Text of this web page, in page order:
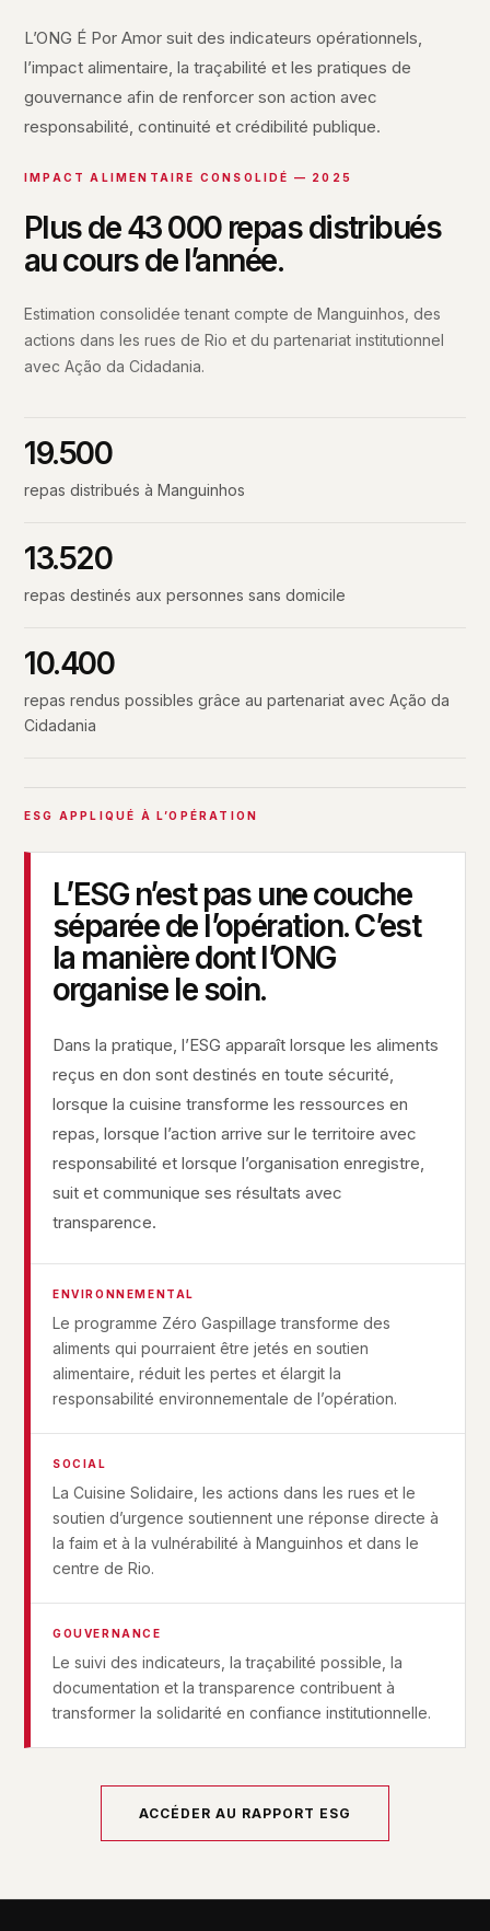
L’ONG É Por Amor suit des indicateurs opérationnels,
l’impact alimentaire, la traçabilité et les pratiques de
gouvernance afin de renforcer son action avec
responsabilité, continuité et crédibilité publique.
IMPACT ALIMENTAIRE CONSOLIDÉ — 2025
Plus de 43 000 repas distribués
au cours de l’année.
Estimation consolidée tenant compte de Manguinhos, des
actions dans les rues de Rio et du partenariat institutionnel
avec Ação da Cidadania.
19.500
repas distribués à Manguinhos
13.520
repas destinés aux personnes sans domicile
10.400
repas rendus possibles grâce au partenariat avec Ação da
Cidadania
ESG APPLIQUÉ À L’OPÉRATION
L’ESG n’est pas une couche
séparée de l’opération. C’est
la manière dont l’ONG
organise le soin.
Dans la pratique, l’ESG apparaît lorsque les aliments
reçus en don sont destinés en toute sécurité,
lorsque la cuisine transforme les ressources en
repas, lorsque l’action arrive sur le territoire avec
responsabilité et lorsque l’organisation enregistre,
suit et communique ses résultats avec
transparence.
ENVIRONNEMENTAL
Le programme Zéro Gaspillage transforme des
aliments qui pourraient être jetés en soutien
alimentaire, réduit les pertes et élargit la
responsabilité environnementale de l’opération.
SOCIAL
La Cuisine Solidaire, les actions dans les rues et le
soutien d’urgence soutiennent une réponse directe à
la faim et à la vulnérabilité à Manguinhos et dans le
centre de Rio.
GOUVERNANCE
Le suivi des indicateurs, la traçabilité possible, la
documentation et la transparence contribuent à
transformer la solidarité en confiance institutionnelle.
ACCÉDER AU RAPPORT ESG